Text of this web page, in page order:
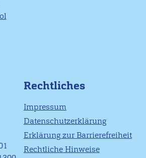
Rechtliches
Impressum
Datenschutzerklärung
Erklärung zur Barrierefreiheit
Rechtliche Hinweise